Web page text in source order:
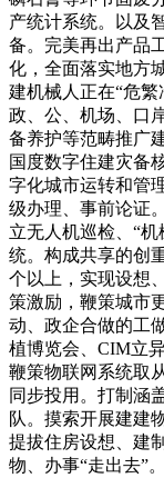
产统计系统。以及
备。完美再出产品
化，全面落实地方
建机械人正在“危
政、公、机场、口
备养护等范畴推广
国度数字住建灾备
字化城市运转和管
级办理、事前论证
立无人机巡检、“
统。构成共享的创
个以上，实现设想
策激励，鞭策城市
动、政企合做的工
植博览会、CIM立
鞭策物联网系统取
同步投用。打制涵
队。摸索开展建建
提拔住房设想、建
物、办事“走出去”